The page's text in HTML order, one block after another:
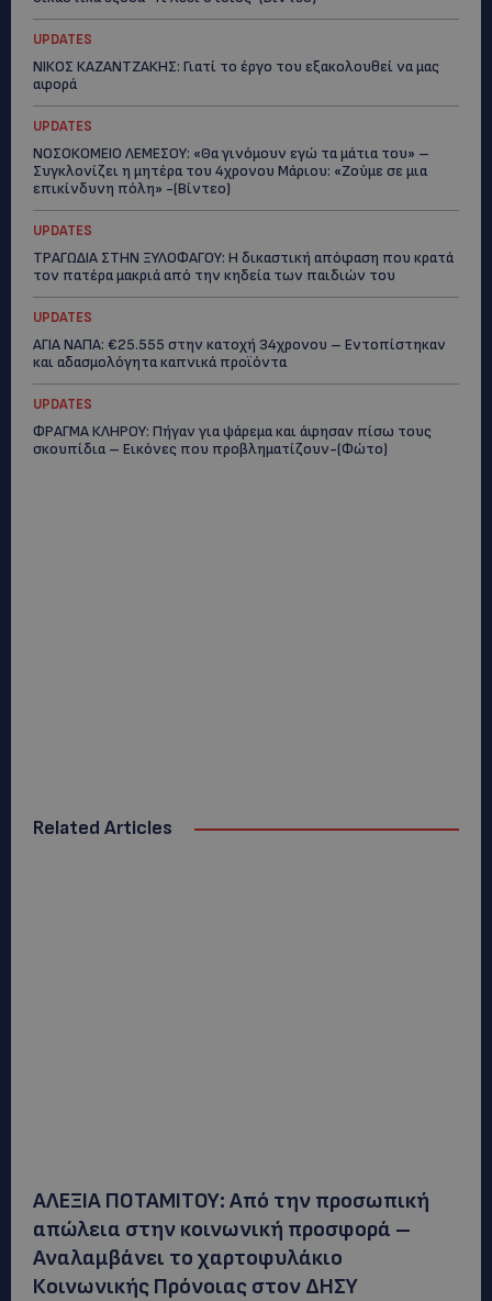
UPDATES
ΝΙΚΟΣ ΚΑΖΑΝΤΖΑΚΗΣ: Γιατί το έργο του εξακολουθεί να μας
αφορά
UPDATES
ΝΟΣΟΚΟΜΕΙΟ ΛΕΜΕΣΟΥ: «Θα γινόμουν εγώ τα μάτια του» –
Συγκλονίζει η μητέρα του 4χρονου Μάριου: «Ζούμε σε μια
επικίνδυνη πόλη» -(Βίντεο)
UPDATES
ΤΡΑΓΩΔΙΑ ΣΤΗΝ ΞΥΛΟΦΑΓΟΥ: Η δικαστική απόφαση που κρατά
τον πατέρα μακριά από την κηδεία των παιδιών του
UPDATES
ΑΓΙΑ ΝΑΠΑ: €25.555 στην κατοχή 34χρονου – Εντοπίστηκαν
και αδασμολόγητα καπνικά προϊόντα
UPDATES
ΦΡΑΓΜΑ ΚΛΗΡΟΥ: Πήγαν για ψάρεμα και άφησαν πίσω τους
σκουπίδια – Εικόνες που προβληματίζουν-(Φώτο)
Related Articles
ΑΛΕΞΙΑ ΠΟΤΑΜΙΤΟΥ: Από την προσωπική
απώλεια στην κοινωνική προσφορά –
Αναλαμβάνει το χαρτοφυλάκιο
Κοινωνικής Πρόνοιας στον ΔΗΣΥ